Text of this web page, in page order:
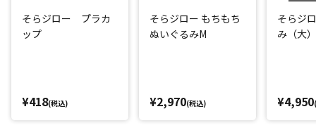
そらジロー プラカ
ップ
¥418(税込)
そらジロー もちもち
ぬいぐるみM
¥2,970(税込)
そらジ
み（大）
¥4,950